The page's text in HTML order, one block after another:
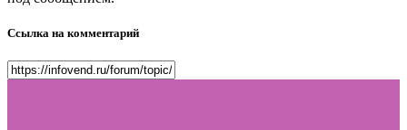
Ссылка на комментарий